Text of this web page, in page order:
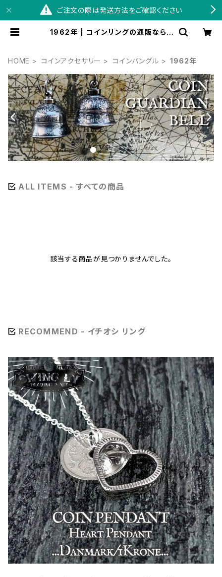
ご注文の際は発送方法をご確認ください
1962年 | コインリングの通販ならS
HOME コインアクセサリー コインバングル 1962年
ALL ITEMS - すべての商品
該当する商品が見つかりませんでした。
RECOMMEND - イチオシ リング